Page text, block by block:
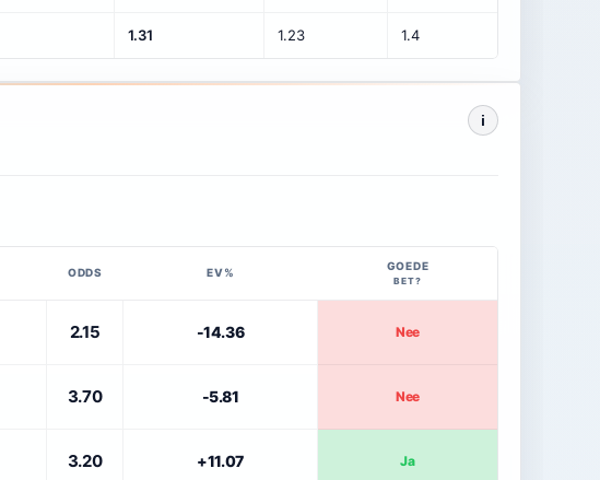
1.31 1.23 1.4
i
ODDS EV% GOEDE
BET?
2.15 -14.36 Nee
3.70 -5.81 Nee
3.20 +11.07 Ja